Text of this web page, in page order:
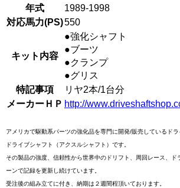
年式
1989-1998
対応馬力(PS)550
キット内容
●強化シャフト
●ブーツ
●クランプ
●グリス
特記事項
リヤ2本/1台分
メーカーＨＰ http://
アメリカで駆動系パーツの強化品を専門に開発/販売しているド
ドライブシャフト（アクスルシャフト）です。
その製品の強度、信頼性から世界中のドリフト、周回レース、ド
ーンで記録を更新し続けています。
受注後の組み立てに付き、納期は２週間程頂いております。